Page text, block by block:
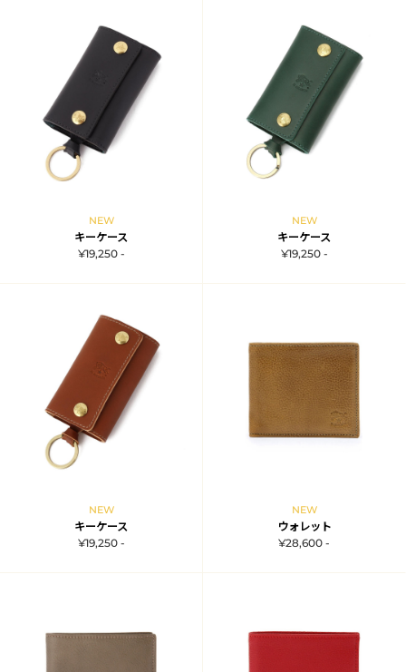
NEW
キーケース
¥19,250 -
NEW
キーケース
¥19,250 -
NEW
キーケース
¥19,250 -
NEW
ウォレット
¥28,600 -